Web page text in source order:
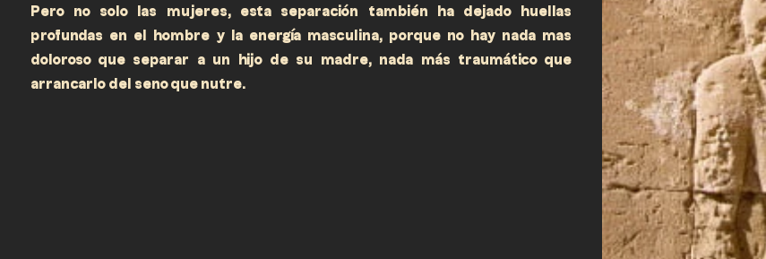
Pero no solo las mujeres, esta separación también ha dejado huellas
profundas en el hombre y la energía masculina, porque no hay nada mas
doloroso que separar a un hijo de su madre, nada más traumático que
arrancarlo del seno que nutre.